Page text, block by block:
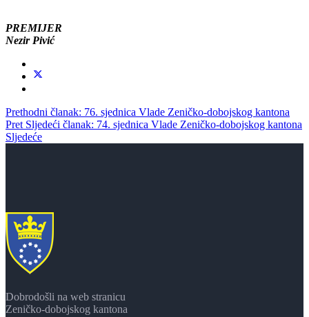
PREMIJER
Nezir Pivić
Prethodni članak: 76. sjednica Vlade Zeničko-dobojskog kantona
Pret Sljedeći članak: 74. sjednica Vlade Zeničko-dobojskog kantona
Sljedeće
Dobrodošli na web stranicu
Zeničko-dobojskog kantona